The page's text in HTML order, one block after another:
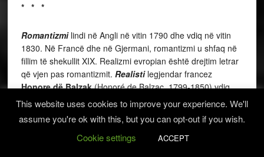
* * *
Romantizmilindi në Angli në vitin 1790 dhe vdiq në vitin
1830. Në Francë dhe në Gjermani, romantizmi u shfaq në
fillim të shekullit XIX. Realizmi evropian është drejtim letrar
që vjen pas romantizmit. Realistilegjendar francez
Honore dë Balzak(Honoré de Balzac, 1799-1850) vdiq
tridhjetë vjet para se të vdiste romantizmi francez, me në
krye Hygonë. Në vitin 1870 e këndej, romantizmi francez i
Hygosë, nuk mund të qëndronte në skenën letrare
franceze, në një kohë kur edhe realizmi francez, me
This website uses cookies to improve your experience. We'll
assume you're ok with this, but you can opt-out if you wish.
Cookie settings
ACCEPT